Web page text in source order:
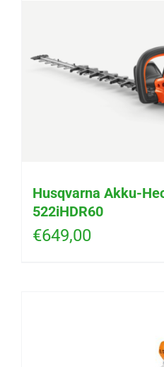
Husqvarna Akku-
522iHDR60
€649,00